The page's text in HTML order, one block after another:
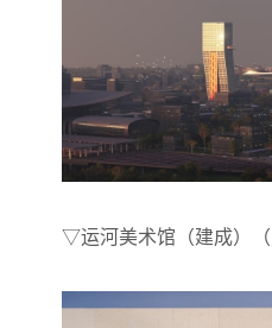
▽运河美术馆（建成）（